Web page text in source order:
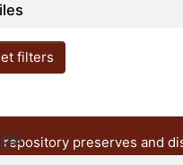
filters
repository preserves and